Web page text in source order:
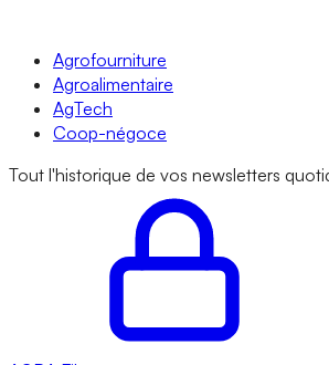
Agrofourniture
Agroalimentaire
AgTech
Coop-négoce
Tout l'historique de vos newsletters